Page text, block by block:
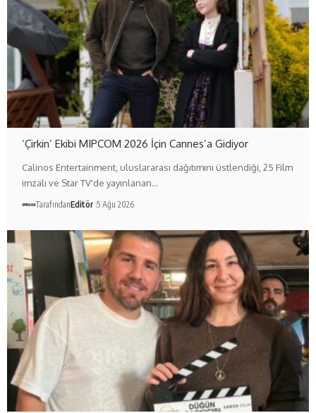
‘Çirkin’ Ekibi MIPCOM 2026 İçin Cannes’a Gidiyor
Calinos Entertainment, uluslararası dağıtımını üstlendiği, 25 Film
imzalı ve Star TV'de yayınlanan…
TarafındanEditör 5 Ağu 2026